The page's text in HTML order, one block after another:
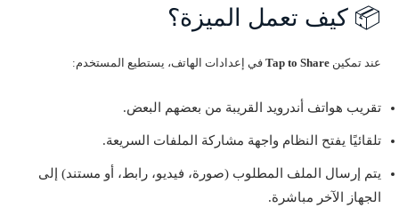
📦 كيف تعمل الميزة؟
عند تمكين Tap to Share في إعدادات الهاتف، يستطيع المستخدم:
تقريب هواتف أندرويد القريبة من بعضهم البعض.
تلقائيًا يفتح النظام واجهة مشاركة الملفات السريعة.
يتم إرسال الملف المطلوب (صورة، فيديو، رابط، أو مستند) إلى
الجهاز الآخر مباشرة.